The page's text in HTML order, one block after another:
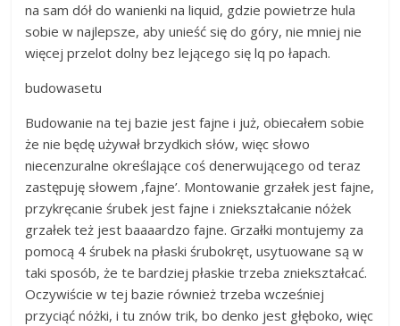
na sam dół do wanienki na liquid, gdzie powietrze hula
sobie w najlepsze, aby unieść się do góry, nie mniej nie
więcej przelot dolny bez lejącego się lq po łapach.
budowasetu
Budowanie na tej bazie jest fajne i już, obiecałem sobie
że nie będę używał brzydkich słów, więc słowo
niecenzuralne określające coś denerwującego od teraz
zastępuję słowem ‚fajne’. Montowanie grzałek jest fajne,
przykręcanie śrubek jest fajne i zniekształcanie nóżek
grzałek też jest baaaardzo fajne. Grzałki montujemy za
pomocą 4 śrubek na płaski śrubokręt, usytuowane są w
taki sposób, że te bardziej płaskie trzeba zniekształcać.
Oczywiście w tej bazie również trzeba wcześniej
przyciąć nóżki, i tu znów trik, bo denko jest głęboko, więc